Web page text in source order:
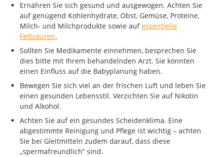
Ernähren Sie sich gesund und ausgewogen. Achten Sie
auf genügend Kohlenhydrate, Obst, Gemüse, Proteine,
Milch- und Milchprodukte sowie aufessentielle
Fettsäuren.
Sollten Sie Medikamente einnehmen, besprechen Sie
dies bitte mit Ihrem behandelnden Arzt. Sie könnten
einen Einfluss auf die Babyplanung haben.
Bewegen Sie sich viel an der frischen Luft und leben Sie
einen gesunden Lebensstil. Verzichten Sie auf Nikotin
und Alkohol.
Achten Sie auf ein gesundes Scheidenklima. Eine
abgestimmte Reinigung und Pflege ist wichtig – achten
Sie bei Gleitmitteln zudem darauf, dass diese
„spermafreundlich“ sind.